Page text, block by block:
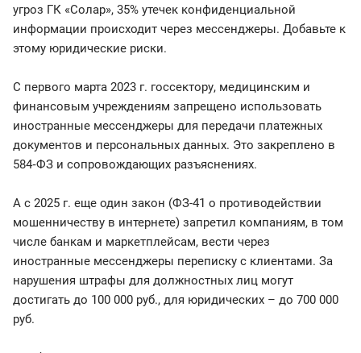
угроз ГК «Солар», 35% утечек конфиденциальной
информации происходит через мессенджеры. Добавьте к
этому юридические риски.
С первого марта 2023 г. госсектору, медицинским и
финансовым учреждениям запрещено использовать
иностранные мессенджеры для передачи платежных
документов и персональных данных. Это закреплено в
584‑ФЗ и сопровождающих разъяснениях.
А с 2025 г. еще один закон (ФЗ-41 о противодействии
мошенничеству в интернете) запретил компаниям, в том
числе банкам и маркетплейсам, вести через
иностранные мессенджеры переписку с клиентами. За
нарушения штрафы для должностных лиц могут
достигать до 100 000 руб., для юридических – до 700 000
руб.